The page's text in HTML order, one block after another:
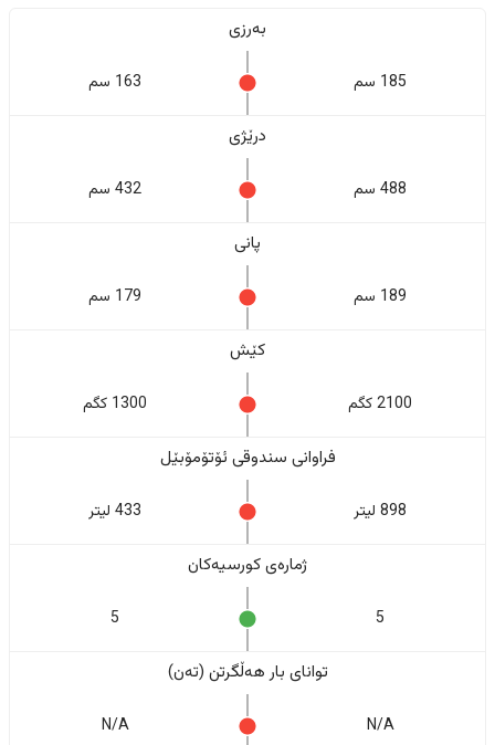
بەرزی
185 سم 163 سم
درێژی
488 سم 432 سم
پانی
189 سم 179 سم
کێش
2100 کگم 1300 کگم
فراوانی سندوقی ئۆتۆمۆبێل
898 لیتر 433 لیتر
ژمارەی کورسیەکان
5
5
تواناى بار هەڵگرتن (تەن)
N/A
N/A